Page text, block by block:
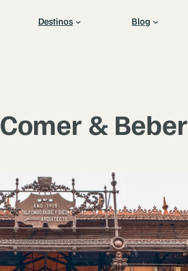
Destinos Blog
Comer & Beber